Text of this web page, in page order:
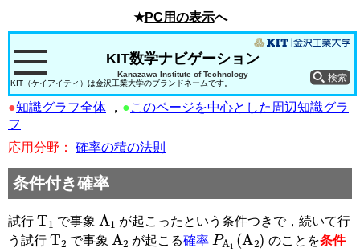
★PC用の表示へ
Kanazawa Institute of Technology
KIT数学ナビゲーション
KIT（ケイアイティ）は金沢工業大学のブランドネームです。
●知識グラフ全体 ， ●このページを中心とした周辺知識グラ
フ
応用分野：
確率の積の法則
条件付き確率
試行
T1
で事象
A
が起こったという条件つきで，続いて行
う試行
T2
で事象
A2
が起こる確率
PA1(A 2)
のことを条件